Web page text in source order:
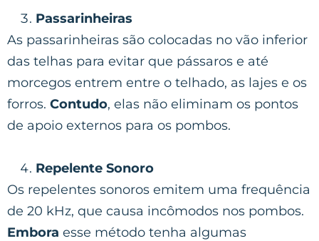
Passarinheiras
As passarinheiras são colocadas no vão inferior
das telhas para evitar que pássaros e até
morcegos entrem entre o telhado, as lajes e os
forros. Contudo, elas não eliminam os pontos
de apoio externos para os pombos.
Repelente Sonoro
Os repelentes sonoros emitem uma frequência
de 20 kHz, que causa incômodos nos pombos.
Embora esse método tenha algumas